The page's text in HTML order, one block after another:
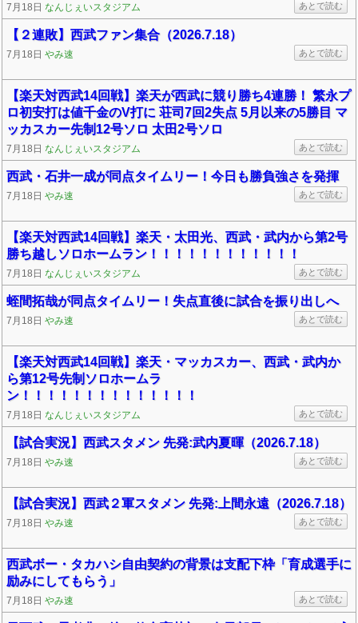
7月18日 なんじぇいスタジアム あとで読む
【２連敗】西武ファン集合（2026.7.18）
7月18日 やみ速 あとで読む
【楽天対西武14回戦】楽天が西武に競り勝ち4連勝！ 繁永プ
ロ初安打は値千金のV打に 荘司7回2失点 5月以来の5勝目 マ
ッカスカー先制12号ソロ 太田2号ソロ
7月18日 なんじぇいスタジアム あとで読む
西武・石井一成が同点タイムリー！今日も勝負強さを発揮
7月18日 やみ速 あとで読む
【楽天対西武14回戦】楽天・太田光、西武・武内から第2号
勝ち越しソロホームラン！！！！！！！！！！！！
7月18日 なんじぇいスタジアム あとで読む
蛭間拓哉が同点タイムリー！失点直後に試合を振り出しへ
7月18日 やみ速 あとで読む
【楽天対西武14回戦】楽天・マッカスカー、西武・武内か
ら第12号先制ソロホームラ
ン！！！！！！！！！！！！！！
7月18日 なんじぇいスタジアム あとで読む
【試合実況】西武スタメン 先発:武内夏暉（2026.7.18）
7月18日 やみ速 あとで読む
【試合実況】西武２軍スタメン 先発:上間永遠（2026.7.18）
7月18日 やみ速 あとで読む
西武ボー・タカハシ自由契約の背景は支配下枠「育成選手に
励みにしてもらう」
7月18日 やみ速 あとで読む